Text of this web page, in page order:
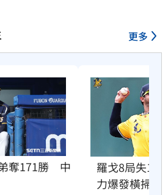
更多
奪171勝　中
羅戈8局失1
力爆發橫掃雄